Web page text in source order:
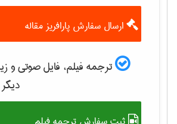
ارسال سفارش پارافریز مقاله
ترجمه فیلم، فایل صوتی و